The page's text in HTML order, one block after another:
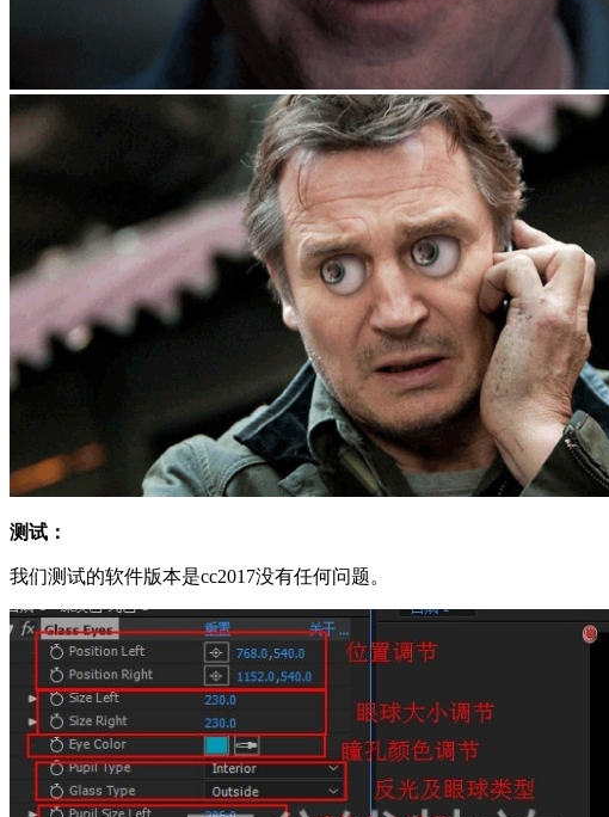
测试：
我们测试的软件版本是cc2017没有任何问题。